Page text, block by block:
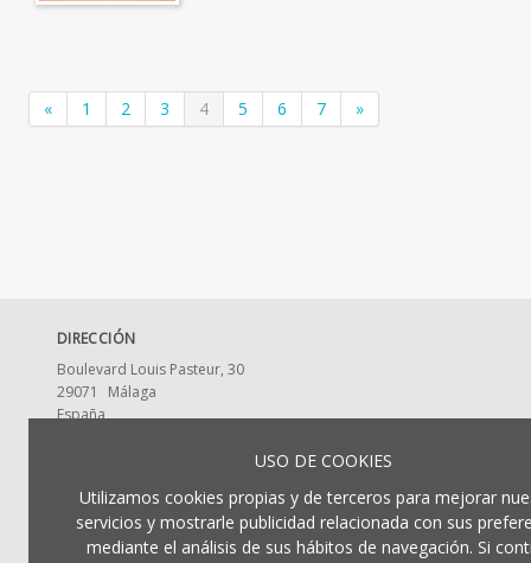
« 1 2 3 4 5 6 7 »
DIRECCIÓN
Boulevard Louis Pasteur, 30
29071
Málaga
España
CONTACTA CON NOSOTROS
952 13 2917
USO DE COOKIES
Utilizamos cookies propias y de terceros para mejorar
servicios y mostrarle publicidad relacionada con sus
mediante el análisis de sus hábitos de navegación. Si